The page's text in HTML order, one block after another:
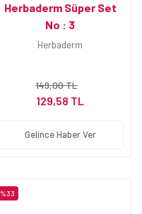
Herbaderm Süper Set
No : 3
Herbaderm
149,00 TL
129,58 TL
Gelince Haber Ver
%33